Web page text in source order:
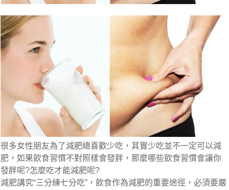
很多女性朋友為了減肥總喜歡少吃，其實少吃並不一定可以減
肥，如果飲食習慣不對照樣會發胖，那麼哪些飲食習慣會讓你
發胖呢?怎麼吃才能減肥呢?
減肥講究“三分練七分吃”，飲食作為減肥的重要途徑，必須要嚴